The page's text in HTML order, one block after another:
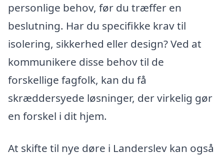
personlige behov, før du træffer en
beslutning. Har du specifikke krav til
isolering, sikkerhed eller design? Ved at
kommunikere disse behov til de
forskellige fagfolk, kan du få
skræddersyede løsninger, der virkelig gør
en forskel i dit hjem.
At skifte til nye døre i Landerslev kan også